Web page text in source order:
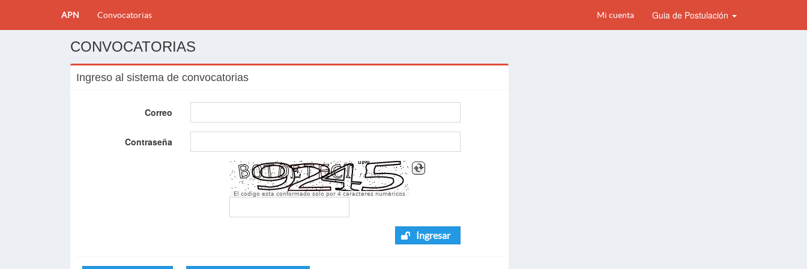
APN Convocatorias Mi cuenta Guia de Postulación
CONVOCATORIAS
Ingreso al sistema de convocatorias
Correo
Contraseña
El codigo esta conformado solo por 4 caracteres numèricos
Ingresar